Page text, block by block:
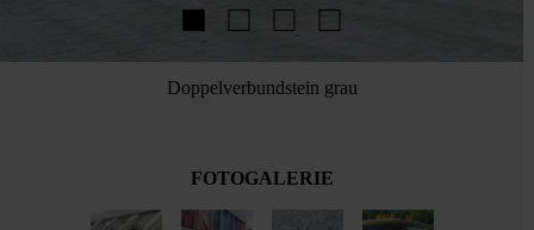
Doppelverbundstein grau
FOTOGALERIE